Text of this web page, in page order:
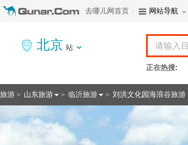
去哪儿网首页 网站导航
北京 站
正在热搜:
旅游 > 山东旅游 > 临沂旅游 > 刘洪文化园海浪谷旅游